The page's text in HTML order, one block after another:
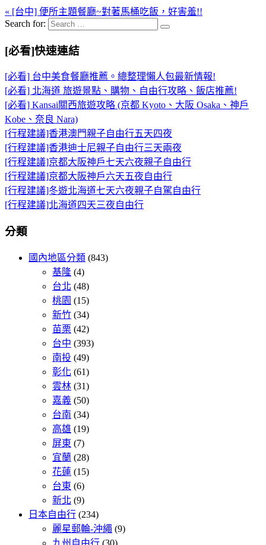
« [台中] 便所主題餐廳~對著馬桶吃飯，好害羞!!
Search for:
[必看]快速連結
[必看] 台中美食餐廳推薦。總整理懶人包最新情報!
[必看] 北海道 旅遊景點、購物、自由行攻略、飯店推薦!
[必看] Kansai關西旅遊攻略 (京都 Kyoto、大阪 Osaka、神戶
Kobe、奈良 Nara)
[行程建議]香港澳門親子自由行五天四夜
[行程建議]香港迪士尼親子自由行三天兩夜
[行程建議]京都大阪神戶七天六夜親子自由行
[行程建議]京都大阪神戶六天五夜自由行
[行程建議]冬遊北海道七天六夜親子自駕自由行
[行程建議]北海道四天三夜自由行
分類
國內地區分類 (843)
基隆 (4)
台北 (48)
桃園 (15)
新竹 (34)
苗栗 (42)
台中 (393)
南投 (49)
彰化 (61)
雲林 (31)
嘉義 (50)
台南 (34)
高雄 (19)
屏東 (7)
宜蘭 (28)
花蓮 (15)
台東 (6)
新北 (9)
日本自由行 (234)
麗星郵輪-沖繩 (9)
九州自由行 (30)